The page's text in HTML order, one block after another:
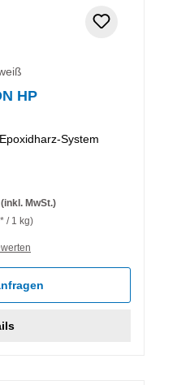
HP
System
(inkl. MwSt.)
/ 1 kg)